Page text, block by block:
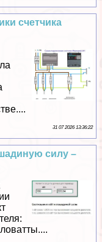
счетчика
31 07 2026 13:36:22
силу –